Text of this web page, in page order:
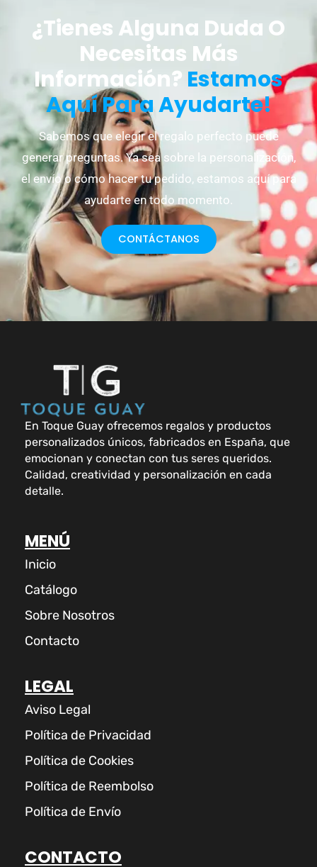
¿Tienes Alguna Duda O
Necesitas Más
Información? Estamos
Aquí Para Ayudarte!
Sabemos que elegir el regalo perfecto puede
generar preguntas. Ya sea sobre la personalización,
el envío o cómo hacer tu pedido, estamos aquí para
ayudarte en todo momento.
CONTÁCTANOS
En Toque Guay ofrecemos regalos y productos
personalizados únicos, fabricados en España, que
emocionan y conectan con tus seres queridos.
Calidad, creatividad y personalización en cada
detalle.
MENÚ
Inicio
Catálogo
Sobre Nosotros
Contacto
LEGAL
Aviso Legal
Política de Privacidad
Política de Cookies
Política de Reembolso
Política de Envío
CONTACTO